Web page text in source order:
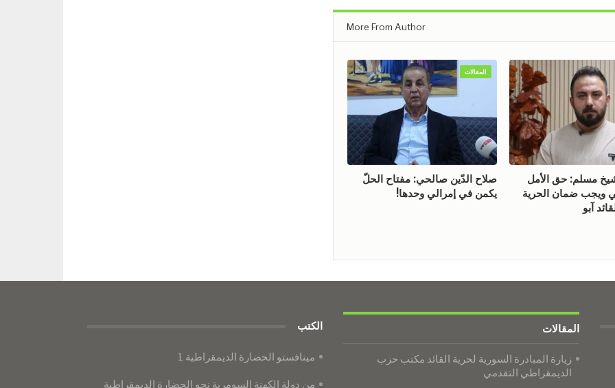
More From Author
مسلم: حق الأمل
ويجب ضمان الحرية
آبو
المقالات
صلاح الدّين صالحي: مفتاح الحلّ
يكمن في إمرالي وحدها!
المقالات
زيارة المبادرة السورية لحرية القائد مكتب حزب
الديمقراطي التقدمي
الكتب
مينافستو الحضارة الديمقراطية 1
من دولة الكهنة السومرية نحو الحضارة الديمقراطية